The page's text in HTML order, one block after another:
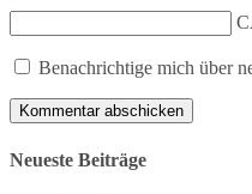
Benachrichtige mich über
Neueste Beiträge